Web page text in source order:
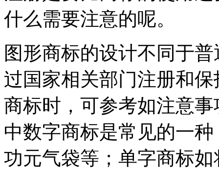
什么需要注意的呢。
图形商标的设计不同于
过国家相关部门注册和
商标时，可参考如注意
中数字商标是常见的一
功元气袋等；单字商标